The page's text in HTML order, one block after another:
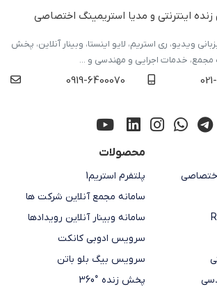
اینترنتی و مدیا استریمینگ اختصاصی
ویدیو، ری استریم، لایو اینستا، وبینار آنلاین، پخش
مجمع، خدمات اجرایی و مهندسی و ...
0919-6400070
محصولات
پلتفرم استریم1
سامانه مجمع آنلاین شرکت ها
سامانه وبینار آنلاین رویدادها
سرویس ادوبی کانکت
سرویس بیگ بلو باتن
پخش زنده °360